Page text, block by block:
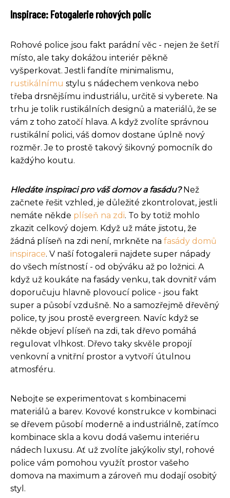
Inspirace: Fotogalerie rohových polic
Rohové police jsou fakt parádní věc - nejen že šetří
místo, ale taky dokážou interiér pěkně
vyšperkovat. Jestli fandíte minimalismu,
rustikálnímu stylu s nádechem venkova nebo
třeba drsnějšímu industriálu, určitě si vyberete. Na
trhu je tolik rustikálních designů a materiálů, že se
vám z toho zatočí hlava. A když zvolíte správnou
rustikální polici, váš domov dostane úplně nový
rozměr. Je to prostě takový šikovný pomocník do
každýho koutu.
Hledáte inspiraci pro váš domov a fasádu?Než
začnete řešit vzhled, je důležité zkontrolovat, jestli
nemáte někde plíseň na zdi. To by totiž mohlo
zkazit celkový dojem. Když už máte jistotu, že
žádná plíseň na zdi není, mrkněte na fasády domů
inspirace. V naší fotogalerii najdete super nápady
do všech místností - od obýváku až po ložnici. A
když už koukáte na fasády venku, tak dovnitř vám
doporučuju hlavně plovoucí police - jsou fakt
super a působí vzdušně. No a samozřejmě dřevěný
police, ty jsou prostě evergreen. Navíc když se
někde objeví plíseň na zdi, tak dřevo pomáhá
regulovat vlhkost. Dřevo taky skvěle propojí
venkovní a vnitřní prostor a vytvoří útulnou
atmosféru.
Nebojte se experimentovat s kombinacemi
materiálů a barev. Kovové konstrukce v kombinaci
se dřevem působí moderně a industriálně, zatímco
kombinace skla a kovu dodá vašemu interiéru
nádech luxusu. Ať už zvolíte jakýkoliv styl, rohové
police vám pomohou využít prostor vašeho
domova na maximum a zároveň mu dodají osobitý
styl.